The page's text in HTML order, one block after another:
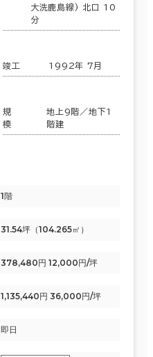
大洗鹿島線) 北口 10
分
竣工 1992年 7月
規
模
地上9階／地下1
階建
1階
31.54坪（104.265㎡）
378,480円 12,000円/坪
1,135,440円 36,000円/坪
即日